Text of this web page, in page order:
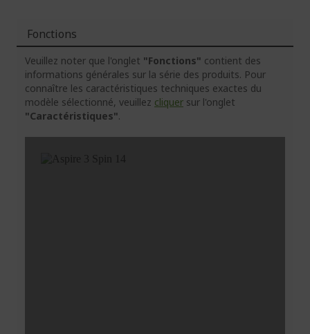
Fonctions
Veuillez noter que l'onglet "Fonctions" contient des
informations générales sur la série des produits. Pour
connaître les caractéristiques techniques exactes du
modèle sélectionné, veuillez cliquer sur l'onglet
"Caractéristiques".